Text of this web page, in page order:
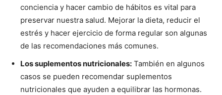
conciencia y hacer cambio de hábitos es vital para
preservar nuestra salud. Mejorar la dieta, reducir el
estrés y hacer ejercicio de forma regular son algunas
de las recomendaciones más comunes.
Los suplementos nutricionales: También en algunos
casos se pueden recomendar suplementos
nutricionales que ayuden a equilibrar las hormonas.